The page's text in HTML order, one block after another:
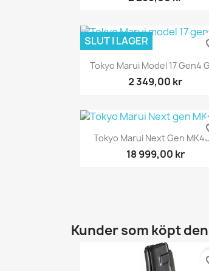
Snabbvy
Tokyo Marui Model 17 Gen4
2 349,00 kr
SLUT I LAGER
Snabbvy
Tokyo Marui Next Gen
18 999,00 kr
Kunder som köpt